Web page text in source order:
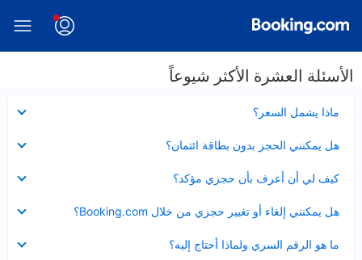
الأسئلة العشرة الأكثر شيوعاً
ماذا يشمل السعر؟
مصغر
هل يمكنني الحجز بدون بطاقة ائتمان؟
مصغر
كيف لي أن أعرف بأن حجزي مؤكد؟
مصغر
هل يمكنني إلغاء أو تغيير حجزي من خلال Booking.com؟
مصغر
ما هو الرقم السري ولماذا أحتاج إليه؟
مصغر